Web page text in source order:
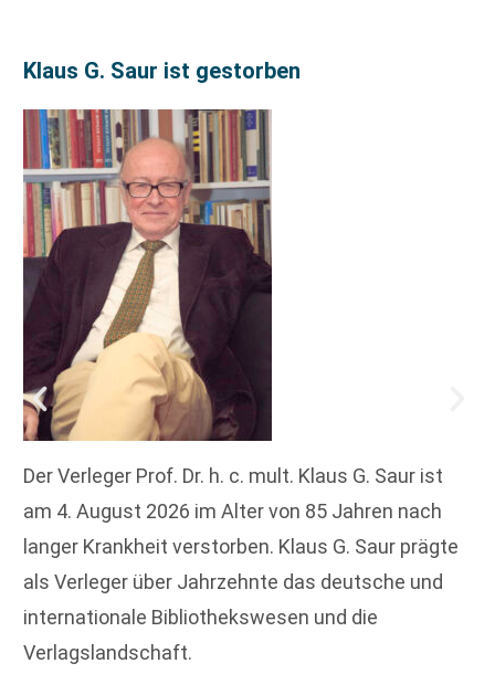
Klaus G. Saur ist gestorben
Der Verleger Prof. Dr. h. c. mult. Klaus G. Saur ist
am 4. August 2026 im Alter von 85 Jahren nach
langer Krankheit verstorben. Klaus G. Saur prägte
als Verleger über Jahrzehnte das deutsche und
internationale Bibliothekswesen und die
Verlagslandschaft.